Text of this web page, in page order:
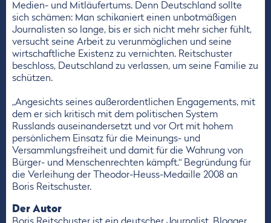
Medien- und Mitläufertums. Denn Deutschland sollte
sich schämen: Man schikaniert einen unbotmäßigen
Journalisten so lange, bis er sich nicht mehr sicher fühlt,
versucht seine Arbeit zu verunmöglichen und seine
wirtschaftliche Existenz zu vernichten. Reitschuster
beschloss, Deutschland zu verlassen, um seine Familie zu
schützen.
„Angesichts seines außerordent­lichen Engagements, mit
dem er sich kritisch mit dem politischen System
Russlands auseinandersetzt und vor Ort mit hohem
persön­lichem Einsatz für die Meinungs- und
Versammlungsfreiheit und damit für die Wahrung von
Bürger- und Menschenrechten kämpft.“ Begründung für
die Verleihung der Theodor-Heuss-Medaille 2008 an
Boris Reitschuster.
Der Autor